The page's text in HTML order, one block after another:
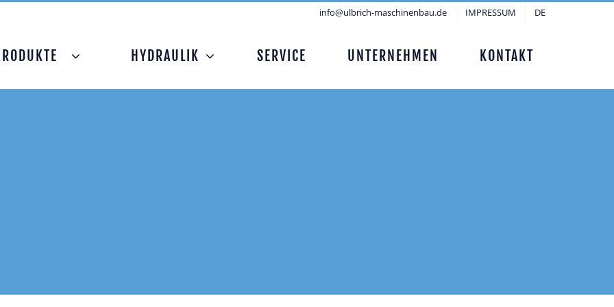
info@ulbrich-maschinenbau.de IMPRESSUM DE
HYDRAULIK SERVICE UNTERNEHMEN KONTAKT